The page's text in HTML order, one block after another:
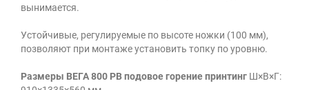
вынимается.
Устойчивые, регулируемые по высоте ножки (100 мм),
позволяют при монтаже установить топку по уровню.
Размеры ВЕГА 800 PВ подовое горение принтинг Ш×В×Г: